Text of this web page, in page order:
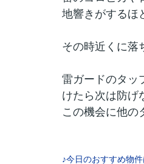
地響きがするほ
その時近くに落
雷ガードのタッ
けたら次は防げ
この機会に他の
♪今日のおすすめ物